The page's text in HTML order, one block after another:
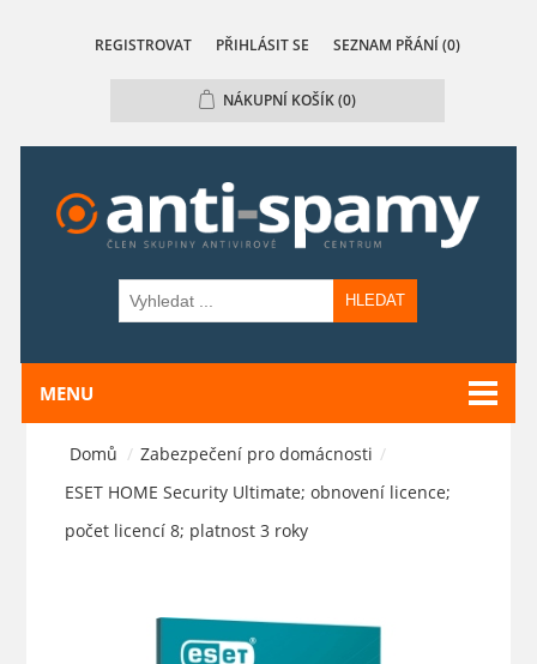
REGISTROVAT PŘIHLÁSIT SE SEZNAM PŘÁNÍ (0)
NÁKUPNÍ KOŠÍK(0)
HLEDAT
MENU
Domů / Zabezpečení pro domácnosti /
ESET HOME Security Ultimate; obnovení licence;
počet licencí 8; platnost 3 roky